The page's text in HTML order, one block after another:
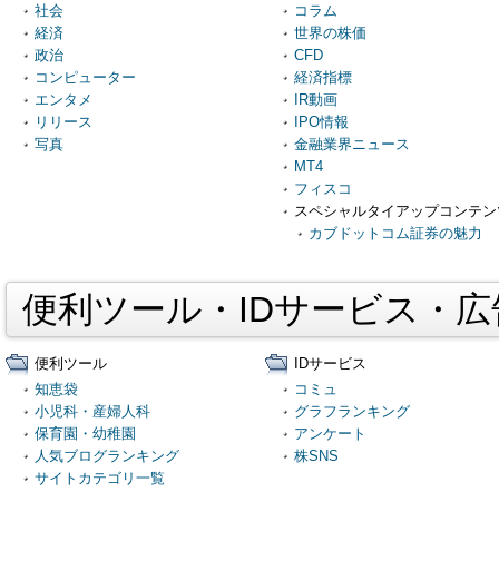
社会
経済
政治
コンピューター
エンタメ
リリース
写真
コラム
世界の株価
CFD
経済指標
IR動画
IPO情報
金融業界ニュース
MT4
フィスコ
スペシャルタイアップコンテ
カブドットコム証券の魅力
便利ツール・IDサービス・
便利ツール
知恵袋
小児科・産婦人科
保育園・幼稚園
人気ブログランキング
サイトカテゴリ一覧
IDサービス
コミュ
グラフランキング
アンケート
株SNS